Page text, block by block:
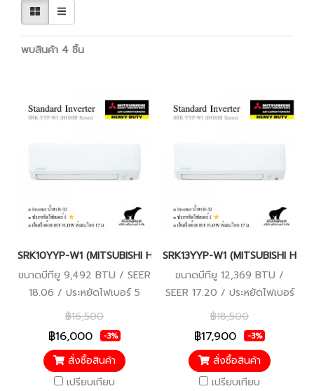
พบสินค้า 4 ชิ้น
SRK10YYP-W1 (MITSUBISHI HEAVY DUTY - HOSHI SERIES)
ขนาดบีทียู 9,492 BTU / SEER
18.06 / ประหยัดไฟเบอร์ 5
฿16,500
฿16,000 -3%
สั่งซื้อสินค้า
เปรียบเทียบ
SRK13YYP-W1 (MITSUBISHI
ขนาดบีทียู 12,369 BTU /
SEER 17.20 / ประหยัดไฟเบอร์
5
฿18,500
฿17,900 -3%
สั่งซื้อสินค้า
เปรียบเทียบ